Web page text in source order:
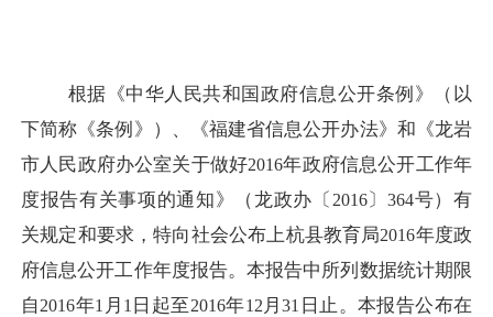
根据《中华人民共和国政府信息公开条例》（以
下简称《条例》）、《福建省信息公开办法》和《龙岩
市人民政府办公室关于做好2016年政府信息公开工作年
度报告有关事项的通知》（龙政办〔 2016〕364号）有
关规定和要求，特向社会公布上杭县教育局2016年度政
府信息公开工作年度报告。本报告中所列数据统计期限
自2016年1 月 1 日起至2016年12 月31 日止。本报告公布在